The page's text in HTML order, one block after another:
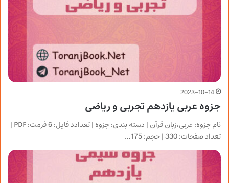
2023-10-14
جزوه عربی یازدهم تجربی و ریاضی
نام جزوه: عربی،زبان قرآن | دسته بندی: جزوه | تعدادد فایل: 6 فرمت: PDF |
تعداد صفحات: 330 | حجم: 175…